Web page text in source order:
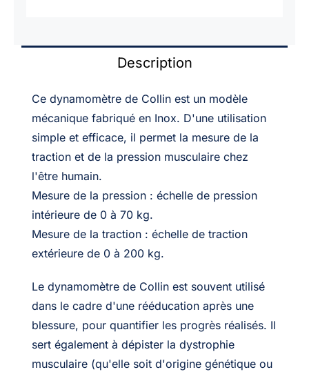
Description
Ce dynamomètre de Collin est un modèle
mécanique fabriqué en Inox. D'une utilisation
simple et efficace, il permet la mesure de la
traction et de la pression musculaire chez
l'être humain.
Mesure de la pression : échelle de pression
intérieure de 0 à 70 kg.
Mesure de la traction : échelle de traction
extérieure de 0 à 200 kg.
Le dynamomètre de Collin est souvent utilisé
dans le cadre d'une rééducation après une
blessure, pour quantifier les progrès réalisés. Il
sert également à dépister la dystrophie
musculaire (qu'elle soit d'origine génétique ou